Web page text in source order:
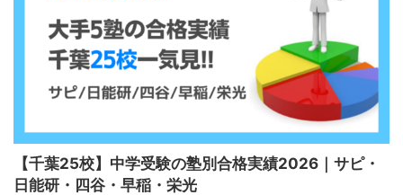
【千葉25校】中学受験の塾別合格実績2026｜サピ・
日能研・四谷・早稲・栄光